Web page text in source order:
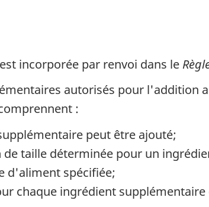
est incorporée par renvoi dans le
autorisés pour l'addition
:
peut être ajouté;
taille déterminée pour un
d'aliment spécifiée;
chaque ingrédient supplémentaire